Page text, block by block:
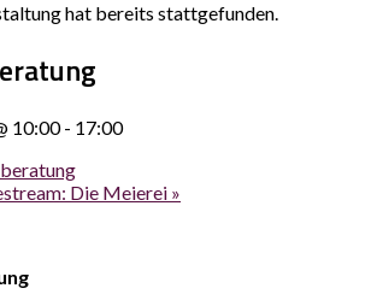
hat bereits stattgefunden.
10:00- 17:00
Die Meierei »